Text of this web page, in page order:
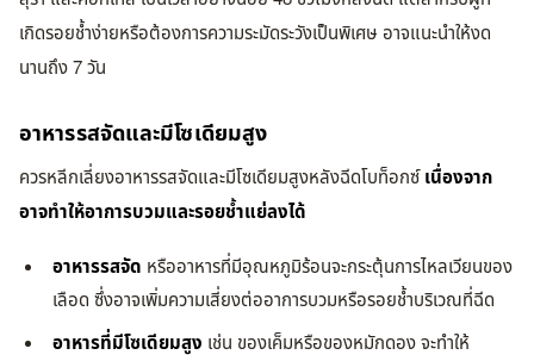
เกิดรอยช้ำง่ายหรือต้องการความระมัดระวังเป็นพิเศษ อาจแนะนำให้งด
นานถึง 7 วัน
อาหารรสจัดและมีโซเดียมสูง
ควรหลีกเลี่ยงอาหารรสจัดและมีโซเดียมสูงหลังฉีดโบท็อกซ์เนื่องจาก
อาจทำให้อาการบวมและรอยช้ำแย่ลงได้
อาหารรสจัด หรืออาหารที่มีอุณหภูมิร้อนจะกระตุ้นการไหลเวียนของ
เลือด ซึ่งอาจเพิ่มความเสี่ยงต่ออาการบวมหรือรอยช้ำบริเวณที่ฉีด
อาหารที่มีโซเดียมสูง เช่น ของเค็มหรือของหมักดอง จะทำให้